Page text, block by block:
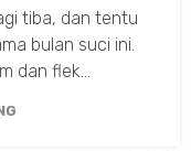
tiba, dan tentu
bulan suci ini.
dan flek...